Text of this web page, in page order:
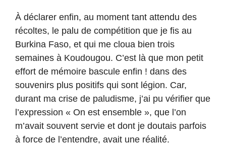
À déclarer enfin, au moment tant attendu des
récoltes, le palu de compétition que je fis au
Burkina Faso, et qui me cloua bien trois
semaines à Koudougou. C’est là que mon petit
effort de mémoire bascule enfin ! dans des
souvenirs plus positifs qui sont légion. Car,
durant ma crise de paludisme, j’ai pu vérifier que
l’expression « On est ensemble », que l’on
m’avait souvent servie et dont je doutais parfois
à force de l’entendre, avait une réalité.